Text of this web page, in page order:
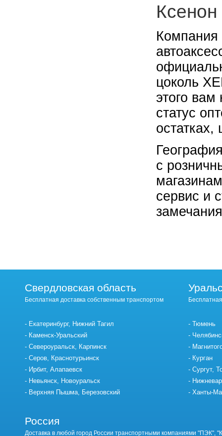
Компания
цоколь
этого вам
статус
с
сервис и
Свердловская область
Бесплатная доставка собственным транспортом
Екатеринбург, Нижний Тагил
Каменск-Уральский
Североуральск, Карпинск
Серов, Краснотурьинск
Ирбит, Алапаевск
Невьянск, Новоуральск
Верхняя Пышма, Березовский
Тюмень
Курган
Сургут,
Ханты-
Россия
Доставка в любой город России транспортными компаниями "ПЭК",